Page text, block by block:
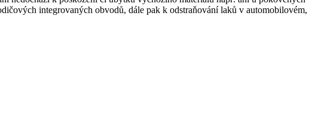
integrovaných obvodů, dále pak k odstraňování laků v automobilovém,